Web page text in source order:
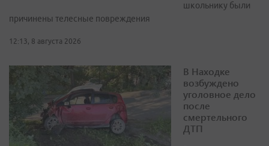
школьнику были
причинены телесные повреждения
12:13, 8 августа 2026
В Находке
возбуждено
уголовное дело
после
смертельного
ДТП